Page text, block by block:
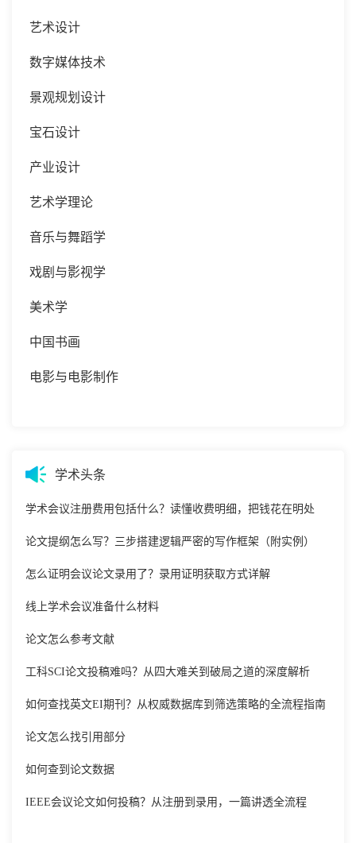
艺术设计
数字媒体技术
景观规划设计
宝石设计
产业设计
艺术学理论
音乐与舞蹈学
戏剧与影视学
美术学
中国书画
电影与电影制作
学术头条
学术会议注册费用包括什么？读懂收费明细，把钱花在明处
论文提纲怎么写？三步搭建逻辑严密的写作框架（附实例）
怎么证明会议论文录用了？录用证明获取方式详解
线上学术会议准备什么材料
论文怎么参考文献
工科SCI论文投稿难吗？从四大难关到破局之道的深度解析
如何查找英文EI期刊？从权威数据库到筛选策略的全流程指南
论文怎么找引用部分
如何查到论文数据
IEEE会议论文如何投稿？从注册到录用，一篇讲透全流程